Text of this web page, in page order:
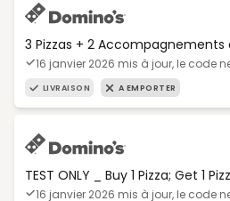
3 Pizzas + 2
16 janvier 2026 mis à jour, le code
LIVRAISON A EMPORTER
TEST ONLY _ Buy 1 Pizza; Get 1
16 janvier 2026 mis à jour, le code